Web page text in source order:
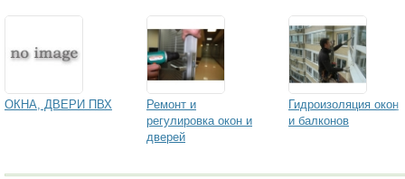
ОКНА, ДВЕРИ ПВХ
Ремонт и
регулировка окон и
дверей
Гидроизоляция окон
и балконов